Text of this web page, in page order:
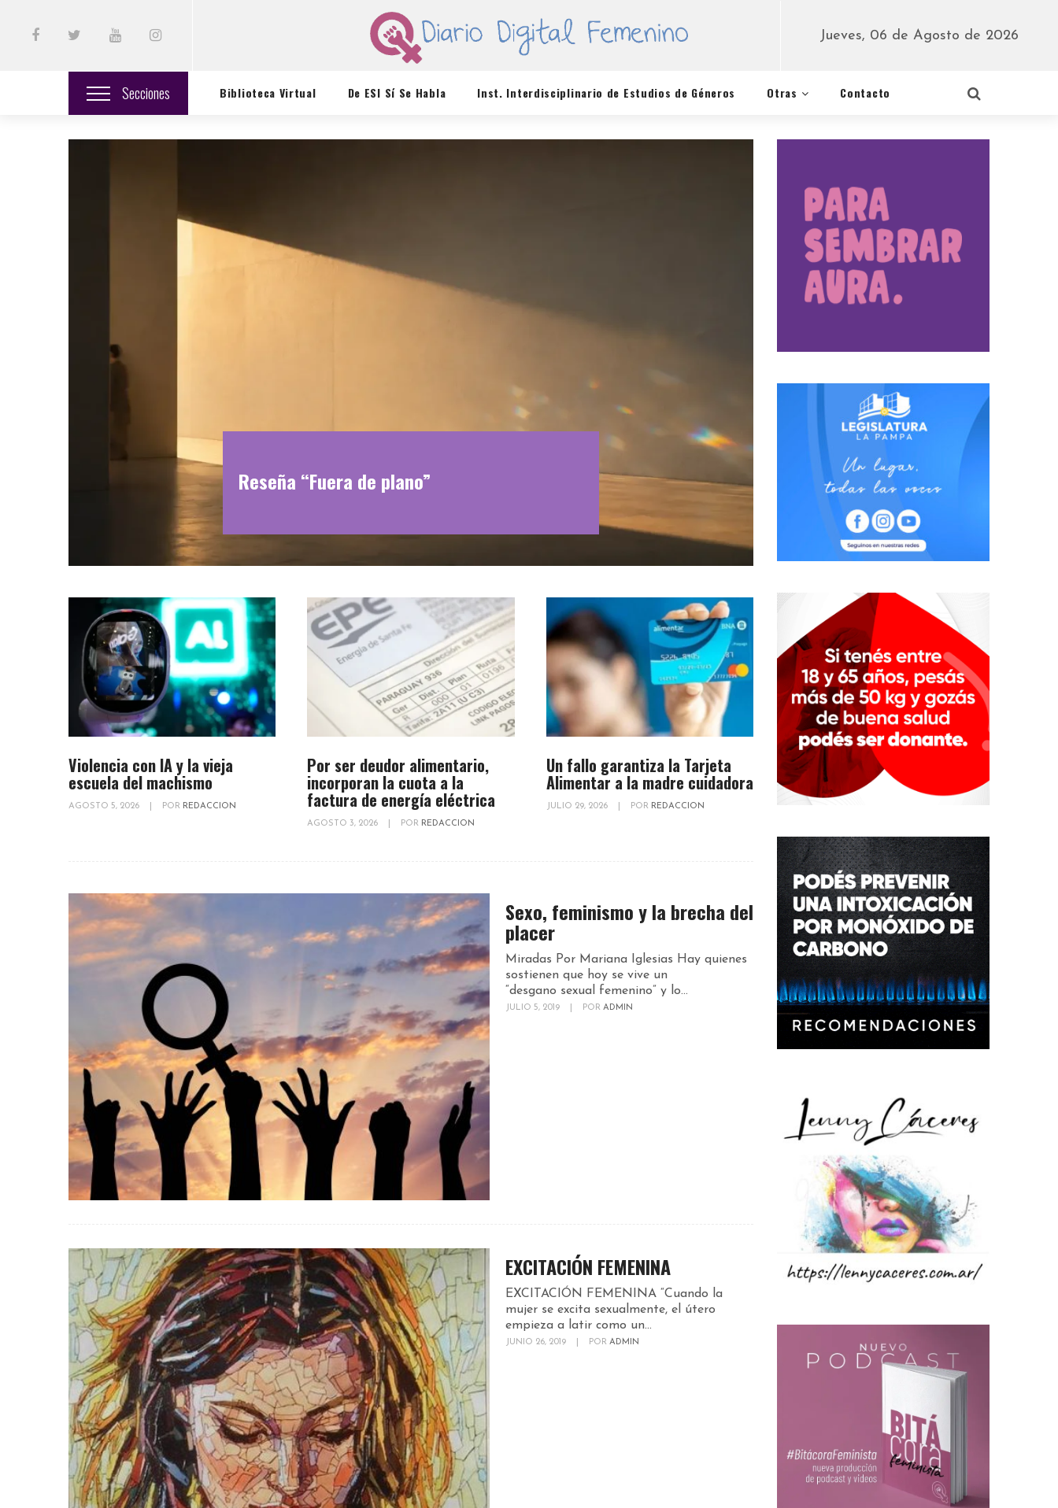
Jueves, 06 de Agosto de 2026
Secciones Biblioteca Virtual De ESI Sí Se Habla Inst. Interdisciplinario de Estudios de Géneros Otras Contacto
Reseña “Fuera de plano”
Violencia con IA y la vieja
escuela del machismo
AGOSTO 5, 2026 POR REDACCION
Por ser deudor alimentario,
incorporan la cuota a la
factura de energía eléctrica
AGOSTO 3, 2026 POR REDACCION
Un fallo garantiza la Tarjeta
Alimentar a la madre cuidadora
JULIO 29, 2026 POR REDACCION
Sexo, feminismo y la brecha del
placer
Miradas Por Mariana Iglesias Hay quienes
sostienen que hoy se vive un
“desgano sexual femenino” y lo...
JULIO 5, 2019 POR ADMIN
EXCITACIÓN FEMENINA
EXCITACIÓN FEMENINA “Cuando la
mujer se excita sexualmente, el útero
empieza a latir como un...
JUNIO 26, 2019 POR ADMIN